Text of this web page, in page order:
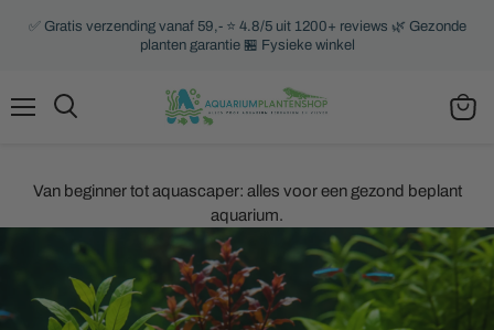
✅ Gratis verzending vanaf 59,- ⭐ 4.8/5 uit 1200+ reviews 🌿 Gezonde
planten garantie 🏪 Fysieke winkel
Van beginner tot aquascaper: alles voor een gezond beplant
aquarium.